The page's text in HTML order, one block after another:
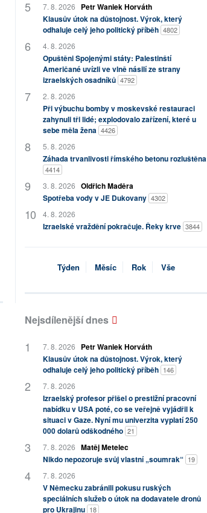
7. 8. 2026
Petr Waniek Horváth
Klausův útok na důstojnost. Výrok, který
odhaluje celý jeho politický příběh 4802
4. 8. 2026
Opuštěni Spojenými státy: Palestinští
Američané uvízli ve vlně násilí ze strany
izraelských osadníků 4792
2. 8. 2026
Při výbuchu bomby v moskevské restauraci
zahynuli tři lidé; explodovalo zařízení, které u
sebe měla žena 4426
5. 8. 2026
Záhada trvanlivosti římského betonu rozluštěna
4414
3. 8. 2026 Oldřich Maděra
Spotřeba vody v JE Dukovany 4302
4. 8. 2026
Izraelské vraždění pokračuje. Řeky krve 3844
Týden Měsíc Rok Vše
Nejsdílenější dnes
7. 8. 2026
Petr Waniek Horváth
Klausův útok na důstojnost. Výrok, který
odhaluje celý jeho politický příběh 146
7. 8. 2026
Izraelský profesor přišel o prestižní pracovní
nabídku v USA poté, co se veřejně vyjádřil k
situaci v Gaze. Nyní mu univerzita vyplatí 250
000 dolarů odškodného 21
7. 8. 2026 Matěj Metelec
Nikdo nepozoruje svůj vlastní „soumrak“ 19
7. 8. 2026
V Německu zabránili pokusu ruských
speciálních služeb o útok na dodavatele dronů
pro Ukrajinu 18